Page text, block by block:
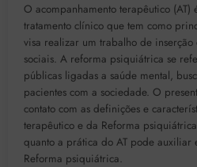
O acompanhamento terapêutico
tratamento clínico que tem como
visa realizar um trabalho de
sociais. A reforma psiquiátrica se
públicas ligadas a saúde mental,
pacientes com a sociedade. O
contato com as definições e
terapêutico e da Reforma
quanto a prática do AT pode auxiliar
Reforma psiquiátrica.